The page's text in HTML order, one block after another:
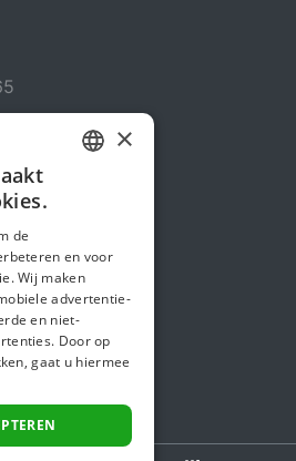
ENGLISH
×
de
en voor
Wij maken
advertentie-
en niet-
Door op
gaat u hiermee